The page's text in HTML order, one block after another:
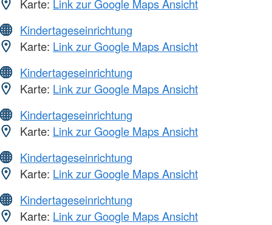
Karte: Link zur Google Maps Ansicht
Kindertageseinrichtung
Karte: Link zur Google Maps Ansicht
Kindertageseinrichtung
Karte: Link zur Google Maps Ansicht
Kindertageseinrichtung
Karte: Link zur Google Maps Ansicht
Kindertageseinrichtung
Karte: Link zur Google Maps Ansicht
Kindertageseinrichtung
Karte: Link zur Google Maps Ansicht